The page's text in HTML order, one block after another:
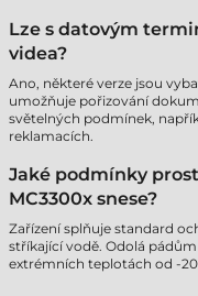
Lze s datovým
videa?
Ano, některé verze jsou
umožňuje pořizování
světelných podmínek,
reklamacích.
Jaké podmínky
MC3300x snese?
Zařízení splňuje standard
stříkající vodě. Odolá
extrémních teplotách od -20